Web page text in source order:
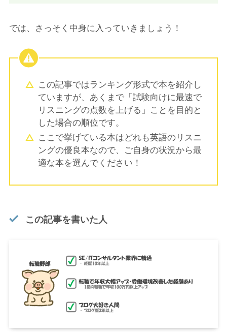
では、さっそく中身に入っていきましょう！
この記事ではランキング形式で本を紹介し
ていますが、あくまで「試験向けに最速で
リスニングの点数を上げる」ことを目的と
した場合の順位です。
ここで挙げている本はどれも英語のリスニ
ングの優良本なので、ご自身の状況から最
適な本を選んでください！
この記事を書いた人